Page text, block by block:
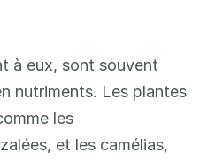
à eux, sont souvent
nutriments. Les plantes
les
et les camélias,